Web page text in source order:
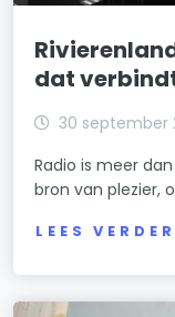
dat
30 september
Radio is meer
bron van plezier,
LEES VERDER